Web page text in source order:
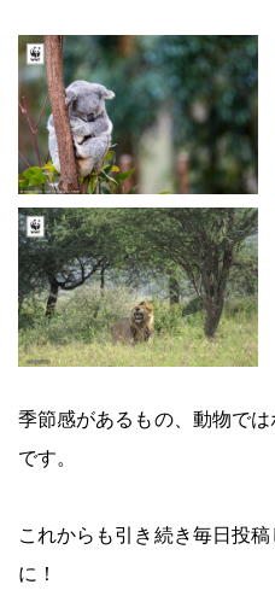
季節感があるもの、動物で
です。
これからも引き続き毎日投
に！